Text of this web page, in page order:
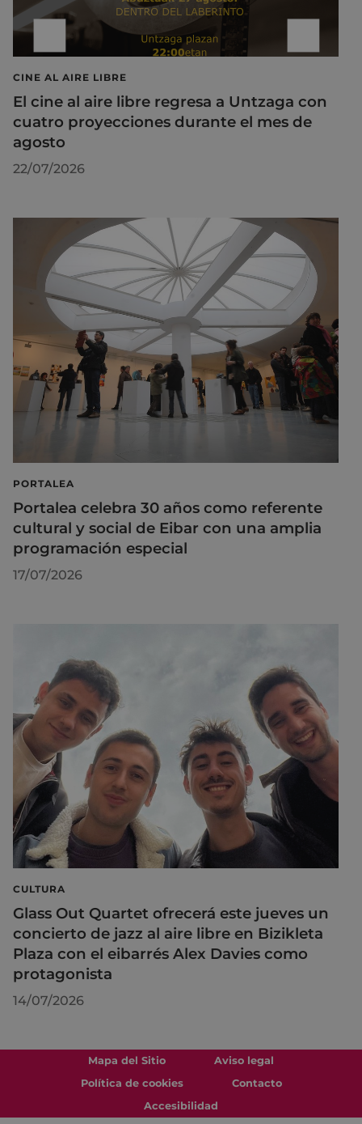
CINE AL AIRE LIBRE
El cine al aire libre regresa a Untzaga con
cuatro proyecciones durante el mes de
agosto
22/07/2026
PORTALEA
Portalea celebra 30 años como referente
cultural y social de Eibar con una amplia
programación especial
17/07/2026
CULTURA
Glass Out Quartet ofrecerá este jueves un
concierto de jazz al aire libre en Bizikleta
Plaza con el eibarrés Alex Davies como
protagonista
14/07/2026
Mapa del Sitio
Aviso legal
Política de cookies
Contacto
Accesibilidad